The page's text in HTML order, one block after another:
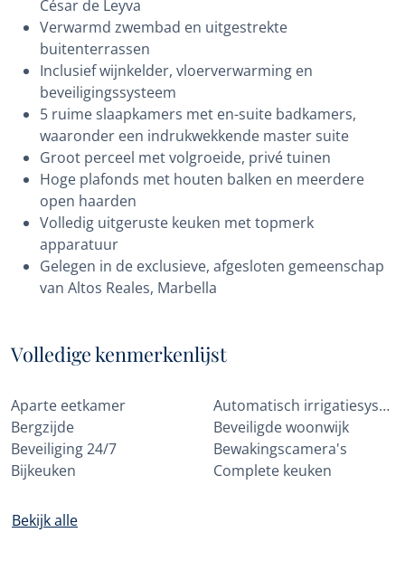
César de Leyva
Verwarmd zwembad en uitgestrekte
buitenterrassen
Inclusief wijnkelder, vloerverwarming en
beveiligingssysteem
5 ruime slaapkamers met en-suite badkamers,
waaronder een indrukwekkende master suite
Groot perceel met volgroeide, privé tuinen
Hoge plafonds met houten balken en meerdere
open haarden
Volledig uitgeruste keuken met topmerk
apparatuur
Gelegen in de exclusieve, afgesloten gemeenschap
van Altos Reales, Marbella
Volledige kenmerkenlijst
Aparte eetkamer
Automatisch irrigatiesysteem
Bergzijde
Beveiligde woonwijk
Beveiliging 24/7
Bewakingscamera's
Bijkeuken
Complete keuken
Bekijk alle